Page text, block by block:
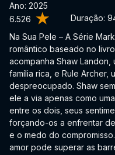
6.526 Duração:
Ano: 2025
Na Sua Pele – A Série
romântico baseado no
acompanha Shaw
família rica, e Rule Archer,
despreocupado. Shaw
ele a via apenas como
entre os dois, seus
forçando-os a enfrentar
e o medo do
amor pode superar as